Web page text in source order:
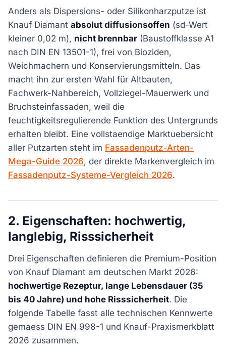
Anders als Dispersions- oder Silikonharzputze ist
Knauf Diamant absolut diffusionsoffen (sd-Wert
kleiner 0,02 m), nicht brennbar (Baustoffklasse A1
nach DIN EN 13501-1), frei von Bioziden,
Weichmachern und Konservierungsmitteln. Das
macht ihn zur ersten Wahl für Altbauten,
Fachwerk-Nahbereich, Vollziegel-Mauerwerk und
Bruchsteinfassaden, weil die
feuchtigkeitsregulierende Funktion des Untergrunds
erhalten bleibt. Eine vollstaendige Marktuebersicht
aller Putzarten steht im Fassadenputz-Arten-
Mega-Guide 2026, der direkte Markenvergleich im
Fassadenputz-Systeme-Vergleich 2026.
2. Eigenschaften: hochwertig,
langlebig, Risssicherheit
Drei Eigenschaften definieren die Premium-Position
von Knauf Diamant am deutschen Markt 2026:
hochwertige Rezeptur, lange Lebensdauer (35
bis 40 Jahre) und hohe Risssicherheit. Die
folgende Tabelle fasst alle technischen Kennwerte
gemaess DIN EN 998-1 und Knauf-Praxismerkblatt
2026 zusammen.